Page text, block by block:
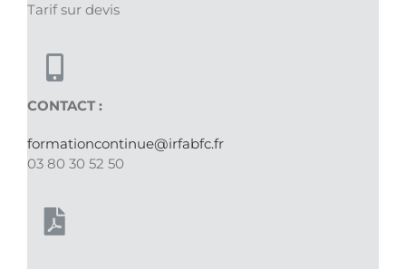
Tarif sur devis
CONTACT :
formationcontinue@irfabfc.fr
03 80 30 52 50